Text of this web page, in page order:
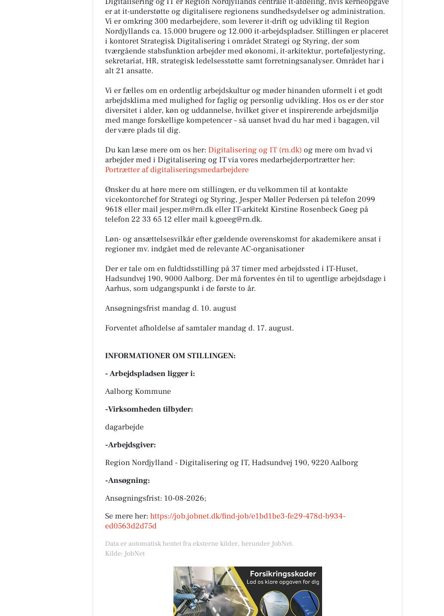
er at it-understøtte og digitalisere regionens sundhedsydelser og administration.
Vi er omkring 300 medarbejdere, som leverer it-drift og udvikling til Region
Nordjyllands ca. 15.000 brugere og 12.000 it-arbejdspladser. Stillingen er placeret
i kontoret Strategisk Digitalisering i området Strategi og Styring, der som
tværgående stabsfunktion arbejder med økonomi, it-arkitektur, porteføljestyring,
sekretariat, HR, strategisk ledelsesstøtte samt forretningsanalyser. Området har i
alt 21 ansatte.
Vi er fælles om en ordentlig arbejdskultur og møder hinanden uformelt i et godt
arbejdsklima med mulighed for faglig og personlig udvikling. Hos os er der stor
diversitet i alder, køn og uddannelse, hvilket giver et inspirerende arbejdsmiljø
med mange forskellige kompetencer – så uanset hvad du har med i bagagen, vil
der være plads til dig.
Du kan læse mere om os her: Digitalisering og IT (rn.dk) og mere om hvad vi
arbejder med i Digitalisering og IT via vores medarbejderportrætter her:
Portrætter af digitaliseringsmedarbejdere
Ønsker du at høre mere om stillingen, er du velkommen til at kontakte
vicekontorchef for Strategi og Styring, Jesper Møller Pedersen på telefon 2099
9618 eller mail jesper.m@rn.dk eller IT-arkitekt Kirstine Rosenbeck Gøeg på
telefon 22 33 65 12 eller mail k.goeeg@rn.dk.
Løn- og ansættelsesvilkår efter gældende overenskomst for akademikere ansat i
regioner mv. indgået med de relevante AC-organisationer
Der er tale om en fuldtidsstilling på 37 timer med arbejdssted i IT-Huset,
Hadsundvej 190, 9000 Aalborg. Der må forventes én til to ugentlige arbejdsdage i
Aarhus, som udgangspunkt i de første to år.
Ansøgningsfrist mandag d. 10. august
Forventet afholdelse af samtaler mandag d. 17. august.
INFORMATIONER OM STILLINGEN:
- Arbejdspladsen ligger i:
Aalborg Kommune
-Virksomheden tilbyder:
dagarbejde
-Arbejdsgiver:
Region Nordjylland - Digitalisering og IT, Hadsundvej 190, 9220 Aalborg
-Ansøgning:
Ansøgningsfrist: 10-08-2026;
Se mere her: https://job.jobnet.dk/find-job/e1bd1be3-fe29-478d-b934-
ed0563d2d75d
Data er automatisk hentet fra eksterne kilder, herunder JobNet.
Kilde: JobNet